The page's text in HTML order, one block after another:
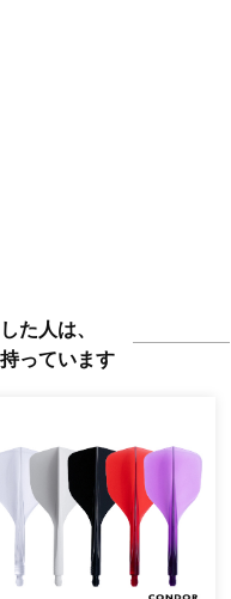
た人は、
っています